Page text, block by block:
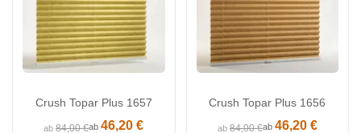
Crush Topar Plus 1657
ab84,00 €ab46,20 €
Crush Topar Plus 1656
ab84,00 €ab 46,20 €